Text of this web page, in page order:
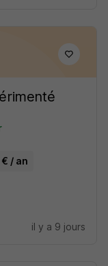
/ an
il y a 9 jours